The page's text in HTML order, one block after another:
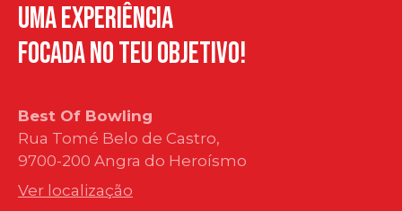
Uma Experiência
Focada no teu objetivo!
Best Of Bowling
Rua Tomé Belo de Castro,
9700-200 Angra do Heroísmo
Ver localização